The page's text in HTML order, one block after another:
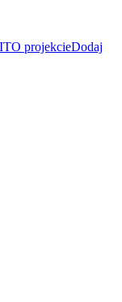
O projekcieDodaj